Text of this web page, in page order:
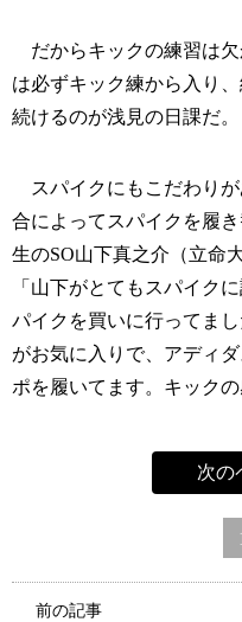
だからキックの練習は欠
は必ずキック練から入り
続けるのが浅見の日課だ。
スパイクにもこだわり
合によってスパイクを履
生のSO山下真之介（立命
「山下がとてもスパイク
パイクを買いに行ってま
がお気に入りで、アディ
ポを履いてます。キック
次の
前の記事